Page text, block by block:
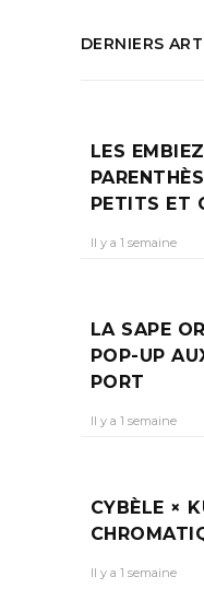
DERNIERS
LES
PETITS ET
Il y a 1 semaine
LA SAPE
POP-UP
PORT
Il y a 1 semaine
CYBÈLE ×
Il y a 1 semaine